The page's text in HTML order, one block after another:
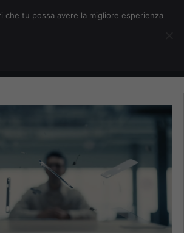
tu possa avere la migliore esperienza